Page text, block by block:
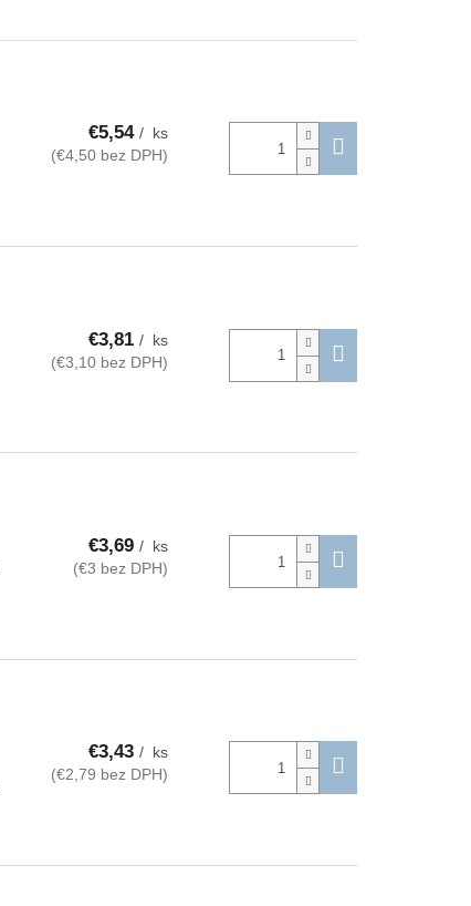
€5,54/ ks
(€4,50 bez DPH)
€3,81/ ks
(€3,10 bez DPH)
€3,69/ ks
(€3 bez DPH)
€3,43/ ks
(€2,79 bez DPH)